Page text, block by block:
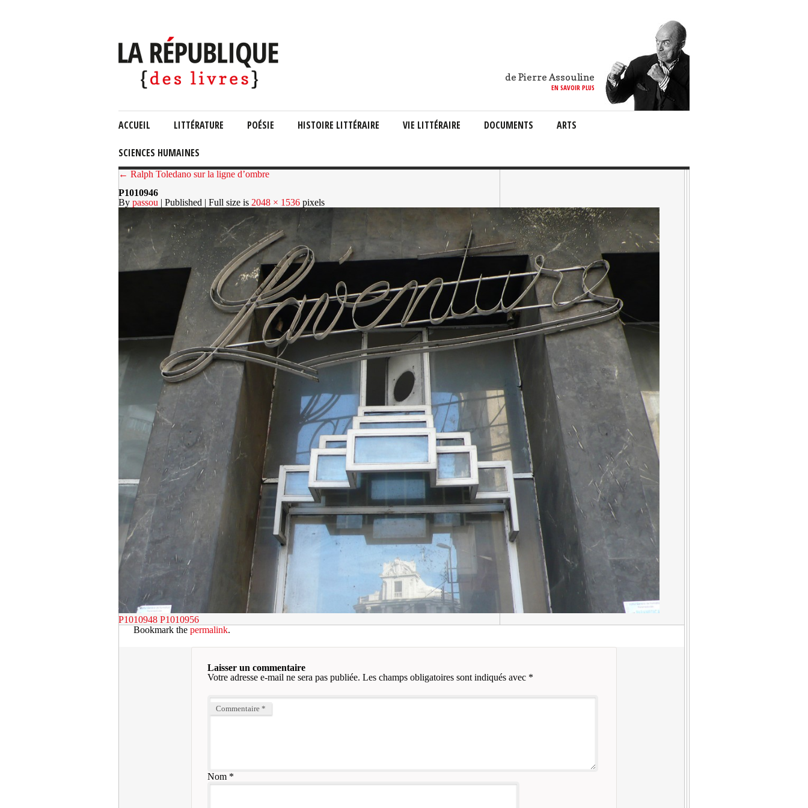
de Pierre Assouline
EN SAVOIR PLUS
ACCUEIL LITTÉRATURE POÉSIE HISTOIRE LITTÉRAIRE VIE LITTÉRAIRE DOCUMENTS ARTS
SCIENCES HUMAINES
← Ralph Toledano sur la ligne d’ombre
P1010946
By passou | Published | Full size is 2048 × 1536 pixels
P1010948 P1010956
Bookmark the permalink.
Laisser un commentaire
Votre adresse e-mail ne sera pas publiée. Les champs obligatoires sont indiqués avec *
Commentaire *
Nom*